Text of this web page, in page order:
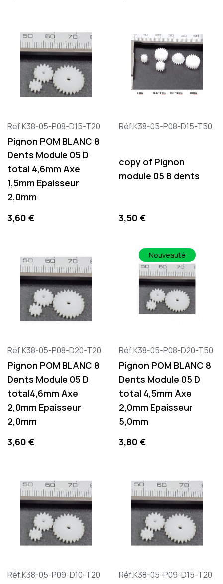
Réf.K38-05-P08-D15-T20
Pignon POM BLANC 8
Dents Module 05 D
total 4,6mm Axe
1,5mm Epaisseur
2,0mm
Preis
3,60 €
Réf.K38-05-P08-D15-T50
copy of Pignon
module 05 8 dents
Preis
3,50 €
Réf.K38-05-P08-D20-T20
Pignon POM BLANC 8
Dents Module 05 D
total4,6mm Axe
2,0mm Epaisseur
2,0mm
Preis
3,60 €
Réf.K38-05-P08-D20-T50
Pignon POM BLANC 8
Dents Module 05 D
total 4,5mm Axe
2,0mm Epaisseur
5,0mm
Preis
3,80 €
Nouveauté
Réf.K38-05-P09-D10-T20 Réf.K38-05-P09-D15-T20